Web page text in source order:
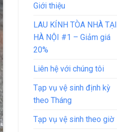
Giới thiệu
LAU KÍNH TÒA NHÀ TẠI
HÀ NỘI #1 – Giảm giá
20%
Liên hệ với chúng tôi
Tạp vụ vệ sinh định kỳ
theo Tháng
Tạp vụ vệ sinh theo giờ